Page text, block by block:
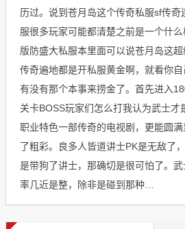
历过。说到苍月岛这个传奇私服sf传奇
服很多玩家可能都清楚之前是一个什
版防盛大私服本里面可以说苍月岛这
传奇遍地都是开私服黄金啊，就看你
有没有那个本事来捞金了。首先进入
关卡BOSS玩家们怎么打我认为武士才
职业特色一部传奇的电视剧，更能圆
了粗彩。良多人皆道讲士PK是无敌了
是带狗了讲士，那确切是很可怕了。
率几近是整，除非是碰到那种…